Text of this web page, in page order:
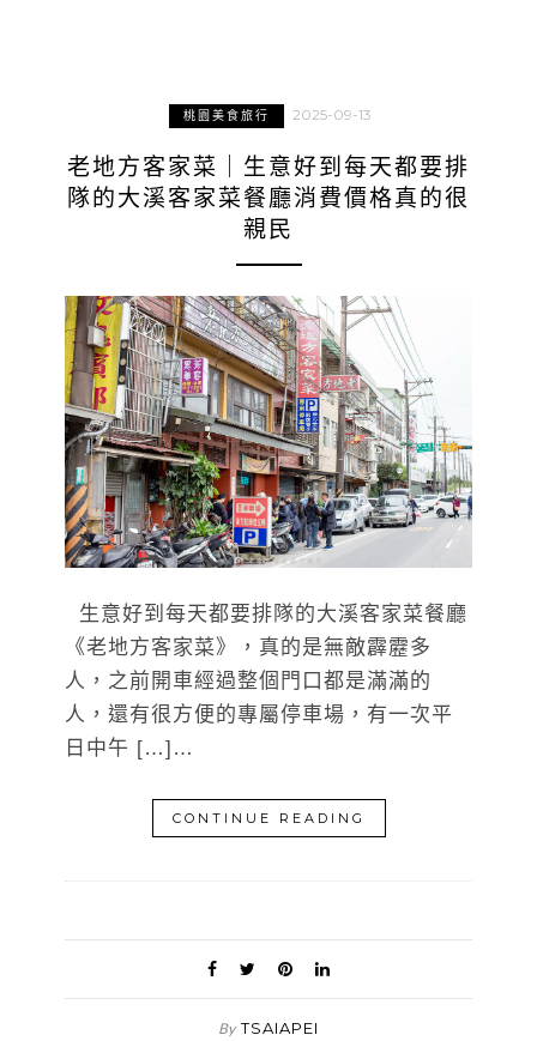
桃園美食旅行 2025-09-13
老地方客家菜｜生意好到每天都要排
隊的大溪客家菜餐廳消費價格真的很
親民
生意好到每天都要排隊的大溪客家菜餐廳
《老地方客家菜》，真的是無敵霹靂多
人，之前開車經過整個門口都是滿滿的
人，還有很方便的專屬停車場，有一次平
日中午 […]…
CONTINUE READING
By TSAIAPEI